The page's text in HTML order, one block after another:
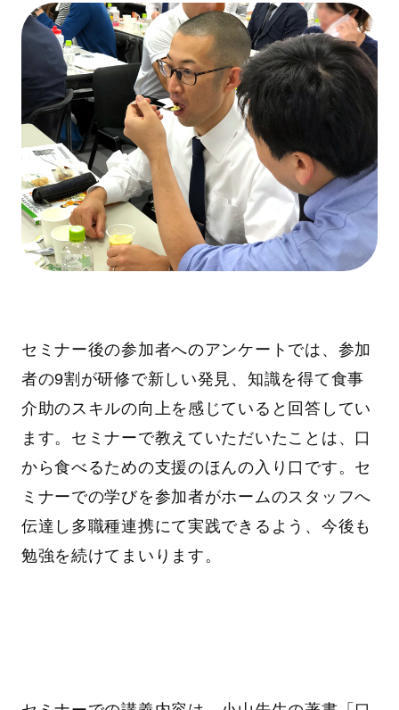
セミナー後の参加者へのアンケートでは、参加
者の9割が研修で新しい発見、知識を得て食事
介助のスキルの向上を感じていると回答してい
ます。セミナーで教えていただいたことは、口
から食べるための支援のほんの入り口です。セ
ミナーでの学びを参加者がホームのスタッフへ
伝達し多職種連携にて実践できるよう、今後も
勉強を続けてまいります。